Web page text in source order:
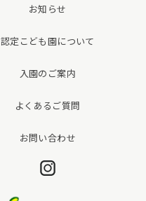
お知らせ
認定こども園について
入園のご案内
よくあるご質問
お問い合わせ